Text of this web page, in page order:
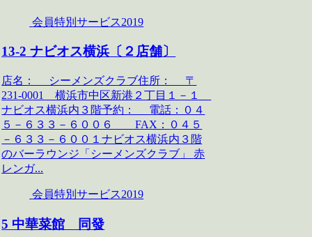
会員特別サービス2019
13-2 ナビオス横浜〔２店舗〕
店名： シーメンズクラブ住所： 〒
231-0001 横浜市中区新港２丁目１－１
ナビオス横浜内３階予約： 電話：０４
５－６３３－６００６ FAX：０４５
－６３３－６００１ナビオス横浜内３階
のバーラウンジ「シーメンズクラブ」 赤
レンガ...
会員特別サービス2019
5 中華菜館 同發